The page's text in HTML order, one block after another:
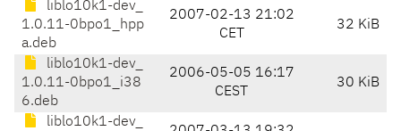
liblo10k1-dev_
1.0.11-0bpo1_hpp
a.deb
2007-02-13 21:02
CET
32 KiB
liblo10k1-dev_
1.0.11-0bpo1_i38
6.deb
2006-05-05 16:17
CEST
30 KiB
liblo10k1-dev_